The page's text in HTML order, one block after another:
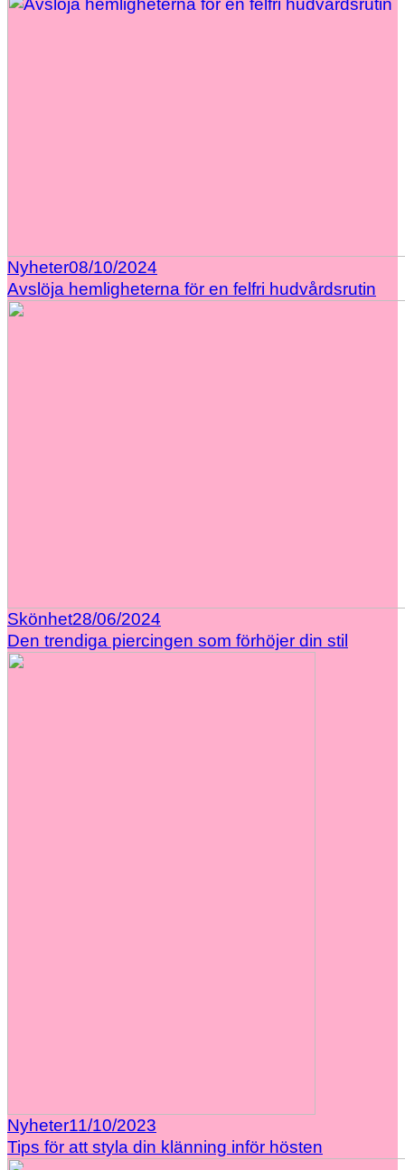
Nyheter08/10/2024
Avslöja hemligheterna för en felfri hudvårdsrutin
Skönhet28/06/2024
Den trendiga piercingen som förhöjer din stil
Nyheter11/10/2023
Tips för att styla din klänning inför hösten